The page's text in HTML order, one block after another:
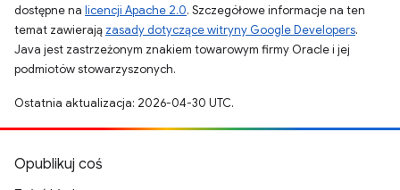
dostępne na licencji Apache 2.0. Szczegółowe informacje na ten
temat zawierają zasady dotyczące witryny Google Developers.
Java jest zastrzeżonym znakiem towarowym firmy Oracle i jej
podmiotów stowarzyszonych.
Ostatnia aktualizacja: 2026-04-30 UTC.
Opublikuj coś